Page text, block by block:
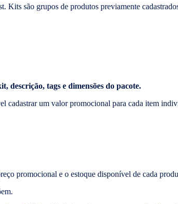
são grupos de produtos previamente
descrição, tags e dimensões do pacote.
cadastrar um valor promocional para cada item
promocional e o estoque disponível de cada